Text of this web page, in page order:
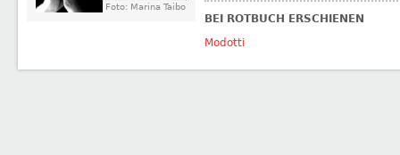
Foto: Marina Taibo
BEI ROTBUCH ERSCHIENEN
Modotti
←György Dalos Jutta Ditfurth→